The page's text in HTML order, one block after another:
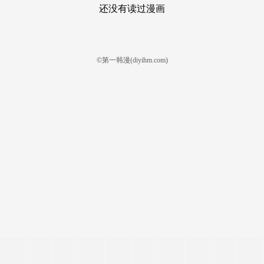
还没有读过漫画
©第一韩漫(diyihm.com)